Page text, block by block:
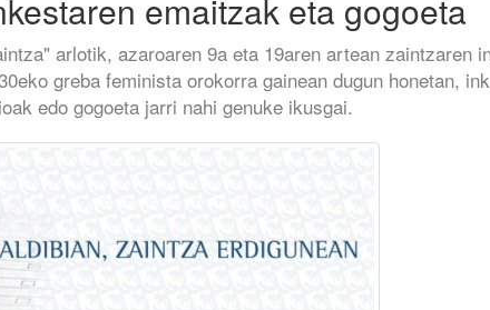
emaitzak eta gogoeta
arlotik, azaroaren 9a eta 19aren artean zaintzaren
greba feminista orokorra gainean dugun honetan,
edo gogoeta jarri nahi genuke ikusgai.